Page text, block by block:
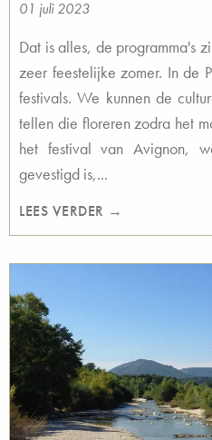
01 juli 2023
Dat is alles, de programma's
zeer feestelijke zomer. In de
festivals. We kunnen de
tellen die floreren zodra het
het festival van Avignon,
gevestigd is,...
LEES VERDER →